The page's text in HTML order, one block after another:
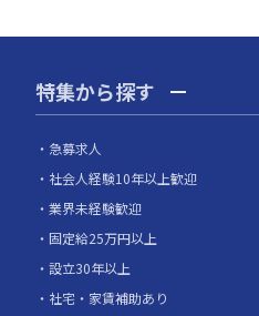
特集から探す
急募求人
社会人経験10年以上歓迎
業界未経験歓迎
固定給25万円以上
設立30年以上
社宅・家賃補助あり